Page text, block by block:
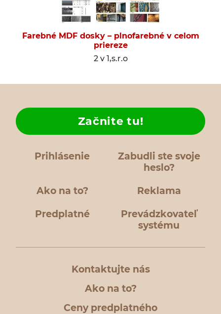
Farebné MDF dosky – plnofarebné v celom
priereze
2 v 1,s.r.o
Prihlásenie
Zabudli ste svoje
heslo?
Ako na to?
Začnite tu!
Reklama
Predplatné
Prevádzkovateľ
systému
Kontaktujte nás
Ako na to?
Ceny predplatného